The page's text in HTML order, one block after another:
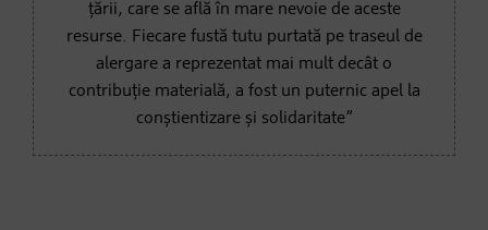
țării, care se află în mare nevoie de aceste
resurse. Fiecare fustă tutu purtată pe traseul de
alergare a reprezentat mai mult decât o
contribuție materială, a fost un puternic apel la
conștientizare și solidaritate”